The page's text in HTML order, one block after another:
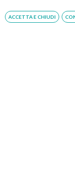
ACCETTA E CHIUDI
Chiamaci